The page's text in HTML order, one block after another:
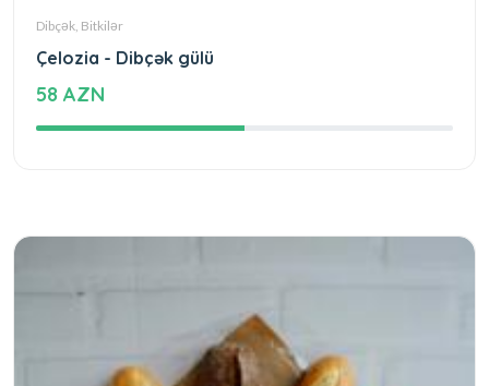
Dibçək, Bitkilər
Çelozia - Dibçək gülü
58 AZN